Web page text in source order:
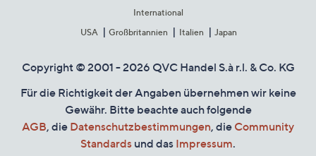
International
USA
Großbritannien Italien Japan
Copyright © 2001 - 2026 QVC Handel S.à r.l. & Co. KG
Für die Richtigkeit der Angaben übernehmen wir keine
Gewähr. Bitte beachte auch folgende
AGB, die Datenschutzbestimmungen, die Community
Standards und das Impressum.